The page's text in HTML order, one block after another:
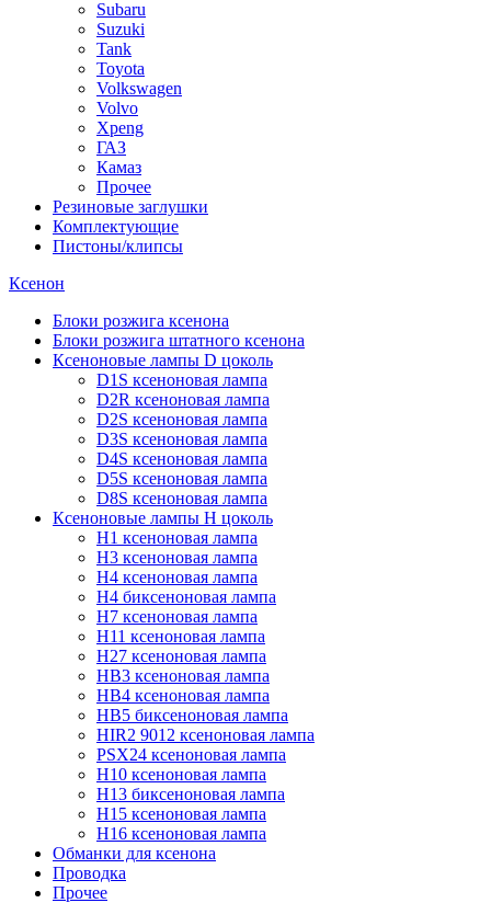
Subaru
Suzuki
Tank
Toyota
Volkswagen
Volvo
Xpeng
ГАЗ
Камаз
Прочее
Резиновые заглушки
Комплектующие
Пистоны/клипсы
Ксенон
Блоки розжига ксенона
Блоки розжига штатного ксенона
Ксеноновые лампы D цоколь
D1S ксеноновая лампа
D2R ксеноновая лампа
D2S ксеноновая лампа
D3S ксеноновая лампа
D4S ксеноновая лампа
D5S ксеноновая лампа
D8S ксеноновая лампа
Ксеноновые лампы Н цоколь
H1 ксеноновая лампа
H3 ксеноновая лампа
H4 ксеноновая лампа
H4 биксеноновая лампа
H7 ксеноновая лампа
H11 ксеноновая лампа
H27 ксеноновая лампа
HB3 ксеноновая лампа
HB4 ксеноновая лампа
HB5 биксеноновая лампа
HIR2 9012 ксеноновая лампа
PSX24 ксеноновая лампа
H10 ксеноновая лампа
H13 биксеноновая лампа
H15 ксеноновая лампа
H16 ксеноновая лампа
Обманки для ксенона
Проводка
Прочее